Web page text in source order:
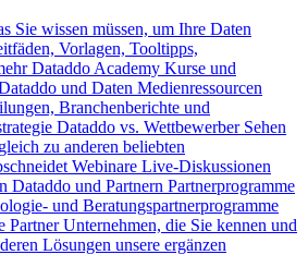
Sie wissen müssen, um Ihre Daten
Vorlagen, Tooltipps,
Dataddo Academy Kurse und
und Daten Medienressourcen
Branchenberichte und
Dataddo vs. Wettbewerber Sehen
zu anderen beliebten
Webinare Live-Diskussionen
Dataddo und Partnern Partnerprogramme
und Beratungspartnerprogramme
Partner Unternehmen, die Sie kennen und
Lösungen unsere ergänzen